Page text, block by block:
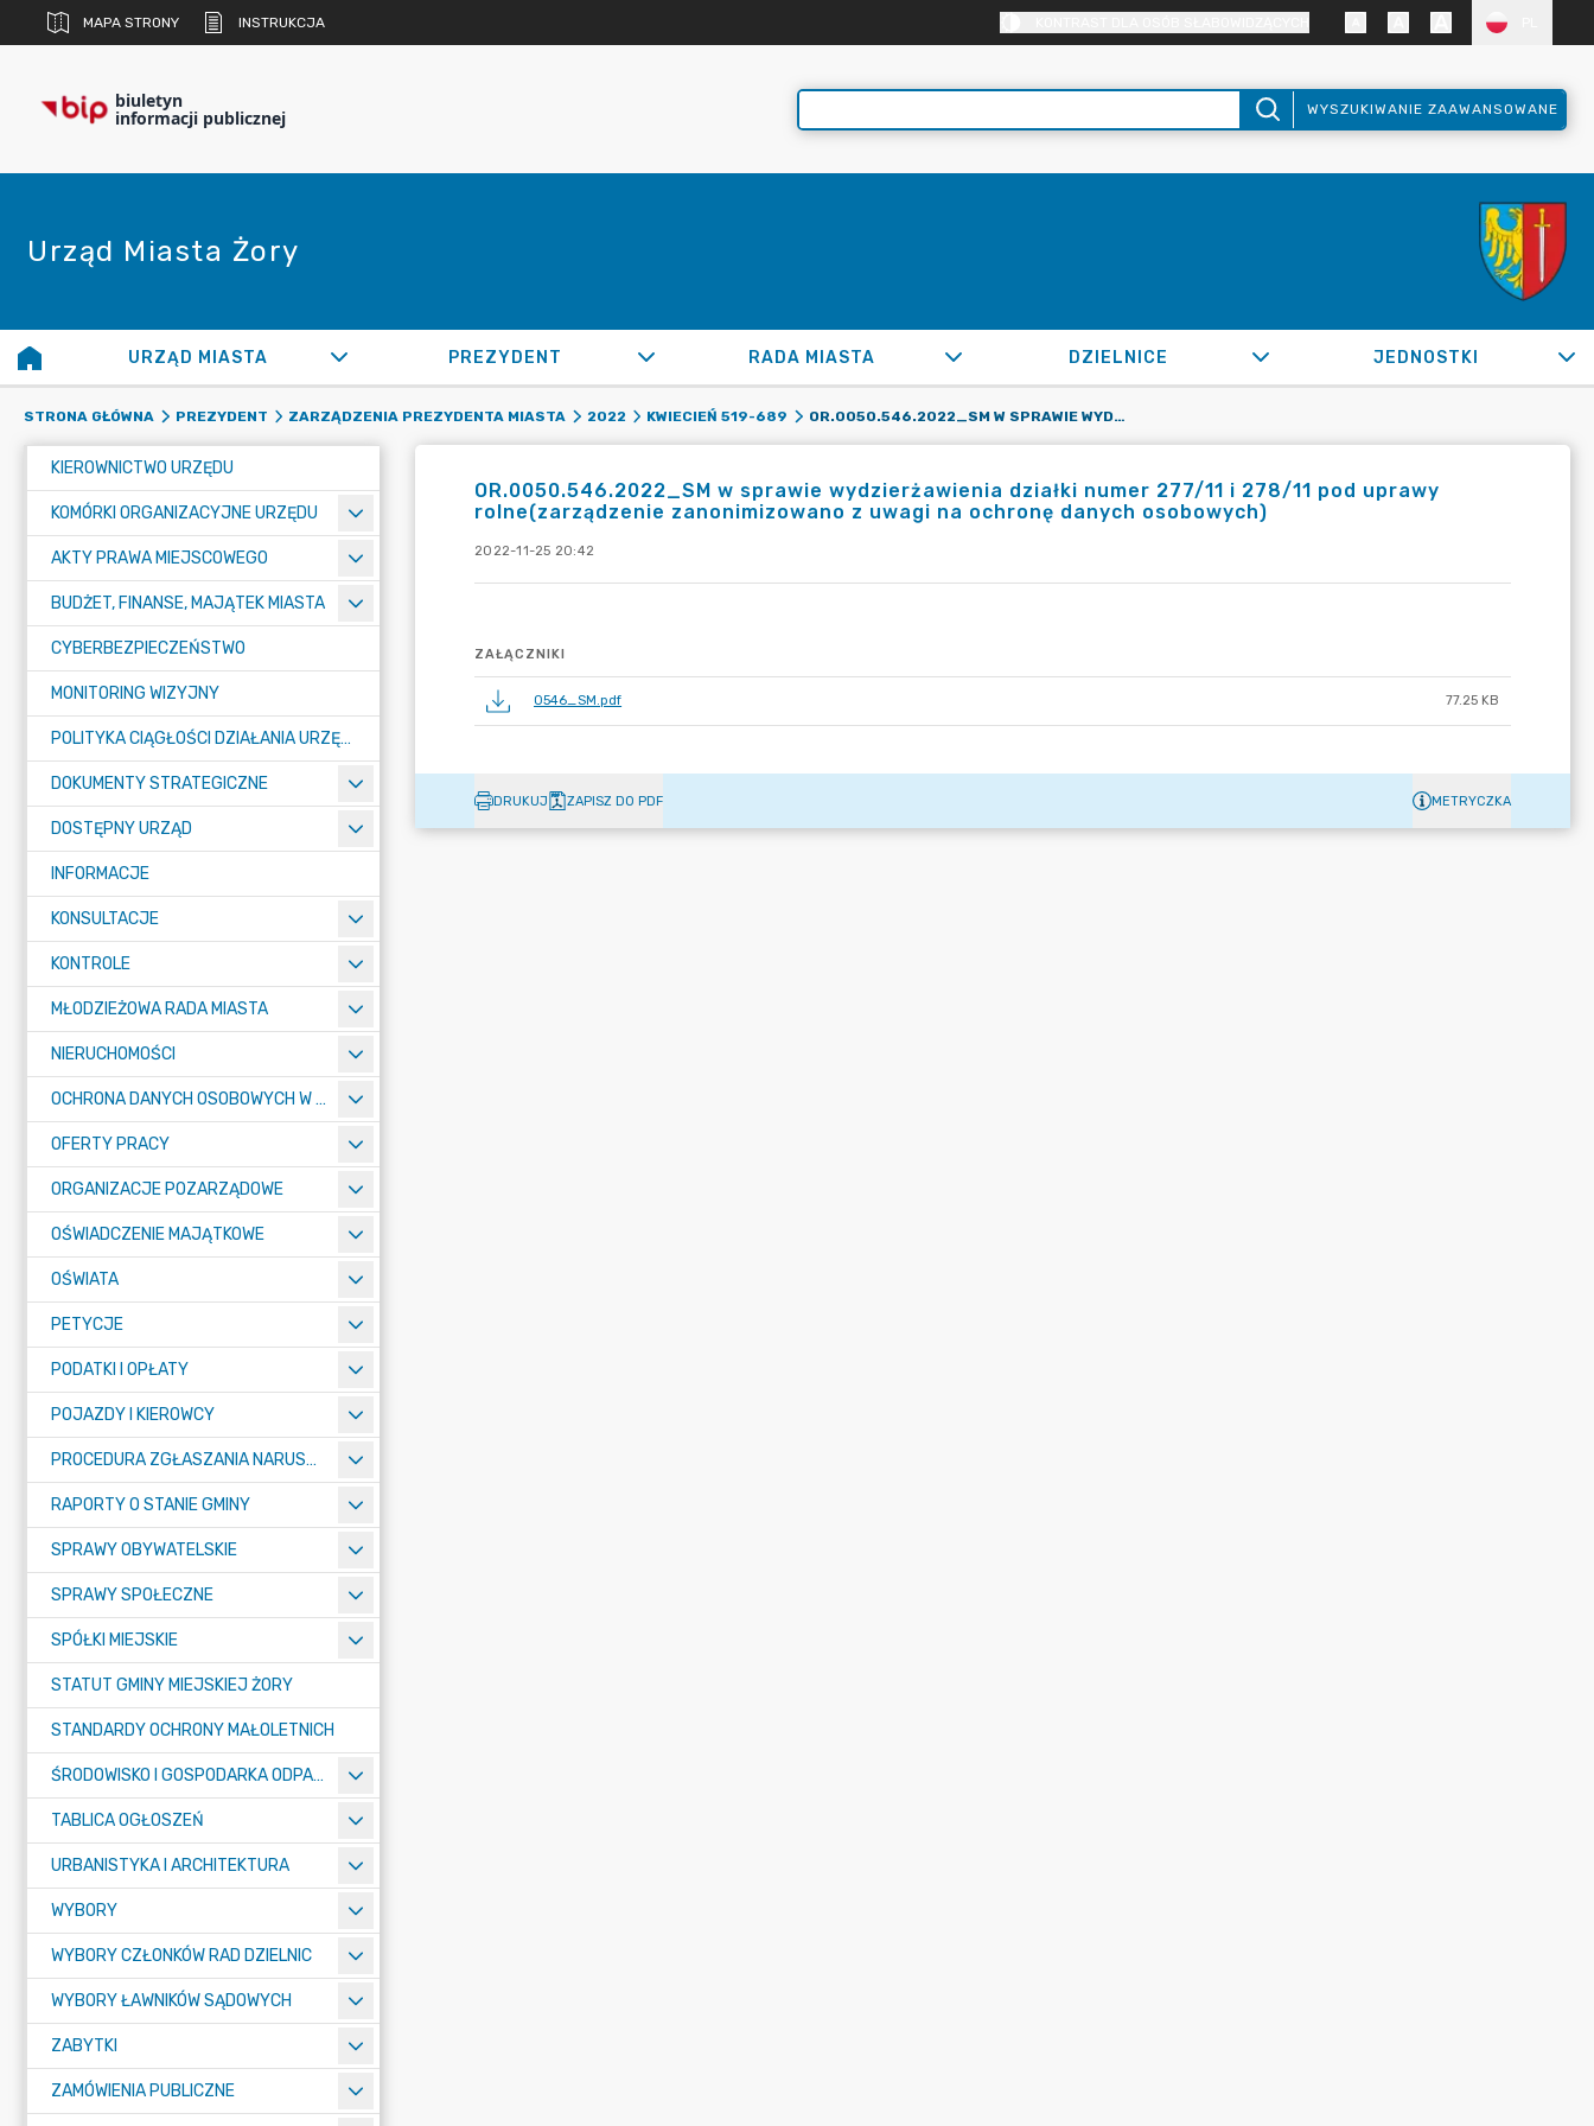
MAPA STRONY INSTRUKCJA
biuletyn
informacji publicznej WYSZUKIWANIE ZAAWANSOWANE
Urząd Miasta Żory
URZĄD MIASTA PREZYDENT RADA MIASTA DZIELNICE JEDNOSTKI
STRONA GŁÓWNA PREZYDENT ZARZĄDZENIA PREZYDENTA MIASTA 2022 KWIECIEŃ 519-689 OR.0050.546.2022_SM W SPRAWIE WYDZIERŻAWIENIA DZIAŁKI NUMER 277/11 I 278/11 POD UPRAWY ROLNE(ZARZĄDZENIE ZANONIMIZOWANO Z UWAGI NA OCHRONĘ DANYCH OSOBOWYCH)
KIEROWNICTWO URZĘDU
KOMÓRKI ORGANIZACYJNE URZĘDU
AKTY PRAWA MIEJSCOWEGO
BUDŻET, FINANSE, MAJĄTEK MIASTA
CYBERBEZPIECZEŃSTWO
MONITORING WIZYJNY
POLITYKA CIĄGŁOŚCI DZIAŁANIA URZĘDU MIASTA ŻORY
DOKUMENTY STRATEGICZNE
DOSTĘPNY URZĄD
INFORMACJE
KONSULTACJE
KONTROLE
MŁODZIEŻOWA RADA MIASTA
NIERUCHOMOŚCI
OCHRONA DANYCH OSOBOWYCH W URZĘDZIE MIASTA ŻORY - RODO
OFERTY PRACY
ORGANIZACJE POZARZĄDOWE
OŚWIADCZENIE MAJĄTKOWE
OŚWIATA
PETYCJE
PODATKI I OPŁATY
POJAZDY I KIEROWCY
PROCEDURA ZGŁASZANIA NARUSZEŃ PRAWA
RAPORTY O STANIE GMINY
SPRAWY OBYWATELSKIE
SPRAWY SPOŁECZNE
SPÓŁKI MIEJSKIE
STATUT GMINY MIEJSKIEJ ŻORY
STANDARDY OCHRONY MAŁOLETNICH
ŚRODOWISKO I GOSPODARKA ODPADAMI
TABLICA OGŁOSZEŃ
URBANISTYKA I ARCHITEKTURA
WYBORY
WYBORY CZŁONKÓW RAD DZIELNIC
WYBORY ŁAWNIKÓW SĄDOWYCH
ZABYTKI
ZAMÓWIENIA PUBLICZNE
OR.0050.546.2022_SM w sprawie wydzierżawienia działki numer 277/11 i 278/11 pod uprawy
rolne(zarządzenie zanonimizowano z uwagi na ochronę danych osobowych)
2022-11-25 20:42
ZAŁĄCZNIKI
0546_SM.pdf 77.25 KB
DRUKUJ ZAPISZ DO PDF METRYCZKA